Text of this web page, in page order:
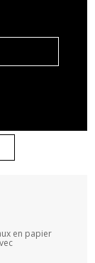
en papier